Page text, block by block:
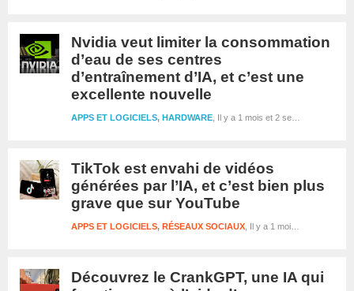
Nvidia veut limiter la consommation
d’eau de ses centres
d’entraînement d’IA, et c’est une
excellente nouvelle
Il y a 1 mois et 2 semaines
APPS ET LOGICIELS, HARDWARE
TikTok est envahi de vidéos
générées par l’IA, et c’est bien plus
grave que sur YouTube
Il y a 1 mois et 2 semaines
APPS ET LOGICIELS, RÉSEAUX SOCIAUX
Découvrez le CrankGPT, une IA qui